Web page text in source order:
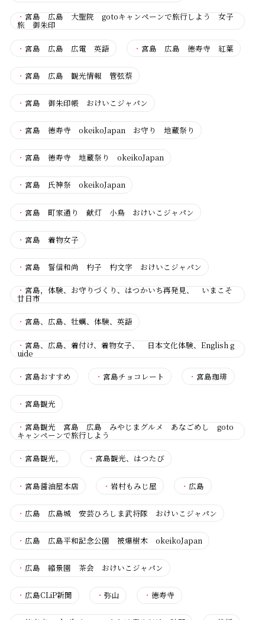
・ 宮島 広島 大聖院 gotoキャンペーンで旅行しよう 女子
旅 御朱印
・ 宮島 広島 広電 英語 ・ 宮島 広島 徳寿寺 紅葉
・ 宮島 広島 観光情報 管弦蔡
・ 宮島 御朱印帳 おけいこジャパン
・ 宮島 徳寿寺 okeikoJapan お守り 地蔵祭り
・ 宮島 徳寿寺 地蔵祭り okeikoJapan
・ 宮島 氏神祭 okeikoJapan
・ 宮島 町家通り 献灯 小鳥 おけいこジャパン
・ 宮島 着物女子
・ 宮島 誓信和尚 杓子 杓文字 おけいこジャパン
・ 宮島，体験、お守りづくり、はつかいち再発見、 いまこそ
廿日市
・ 宮島、広島、牡蠣、体験、英語
・ 宮島、広島、着付け、着物女子、 日本文化体験、English g
uide
・ 宮島おすすめ ・ 宮島チョコレート ・ 宮島珈琲
・ 宮島観光
・ 宮島観光 宮島 広島 みやじまグルメ あなごめし goto
キャンペーンで旅行しよう
・ 宮島観光， ・ 宮島観光、はつたび
・ 宮島醤油屋本店 ・岩村もみじ屋 ・ 広島
・ 広島 広島城 安芸ひろしま武将隊 おけいこジャパン
・ 広島 広島平和記念公園 被爆樹木 okeikoJapan
・ 広島 縮景園 茶会 おけいこジャパン
・ 広島CLiP新聞 ・弥山 ・徳寿寺